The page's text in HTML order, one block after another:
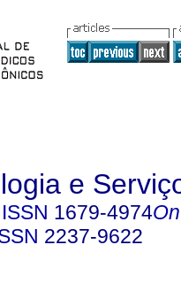
e
ISSN 1679-4974
2237-9622